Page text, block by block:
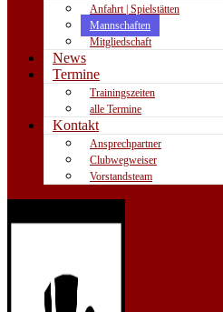
Anfahrt | Spielstätten
Mannschaften
Mitgliedschaft
News
Termine
Trainingszeiten
alle Termine
Kontakt
Ansprechpartner
Clubwegweiser
Vorstandsteam